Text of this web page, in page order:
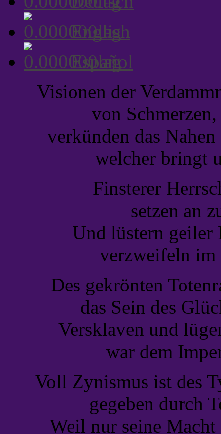
English
Español
Visionen der
von
verkünden das
welcher bringt
Finsterer
setzen an
Und lüstern geiler
verzweifeln im
Des gekrönten
das Sein des
Versklaven und
war dem
Voll Zynismus ist des
gegeben durch
Weil nur seine